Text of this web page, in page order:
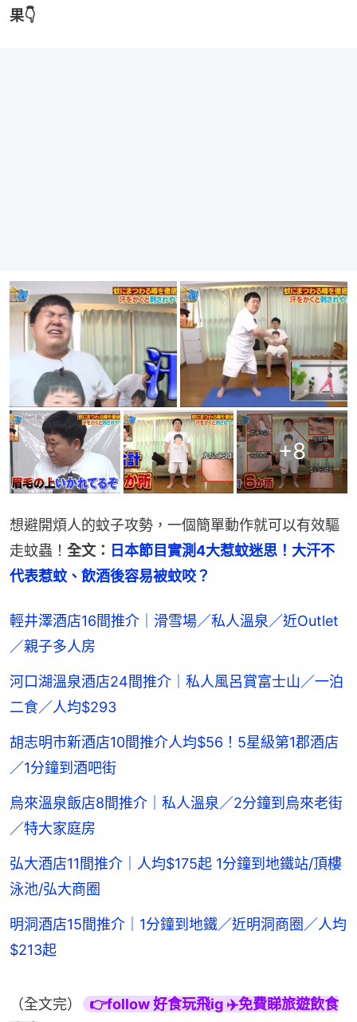
果👇
+8
想避開煩人的蚊子攻勢，一個簡單動作就可以有效驅
走蚊蟲！ 全文： 日本節目實測4大惹蚊迷思！大汗不
代表惹蚊、飲酒後容易被蚊咬？
輕井澤酒店16間推介｜滑雪場／私人溫泉／近Outlet
／親子多人房
河口湖溫泉酒店24間推介｜私人風呂賞富士山／一泊
二食／人均$293
胡志明市新酒店10間推介人均$56！5星級第1郡酒店
／1分鐘到酒吧街
烏來溫泉飯店8間推介｜私人溫泉／2分鐘到烏來老街
／特大家庭房
弘大酒店11間推介｜人均$175起 1分鐘到地鐵站/頂樓
泳池/弘大商圈
明洞酒店15間推介｜1分鐘到地鐵／近明洞商圈／人均
$213起
（全文完）
👉follow 好食玩飛ig ✈️免費睇旅遊飲食